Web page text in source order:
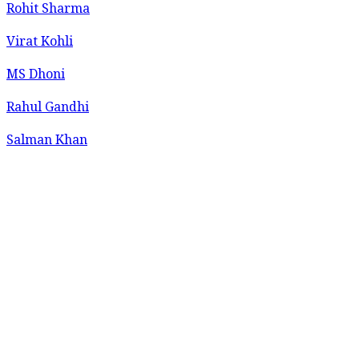
Rohit Sharma
Virat Kohli
MS Dhoni
Rahul Gandhi
Salman Khan